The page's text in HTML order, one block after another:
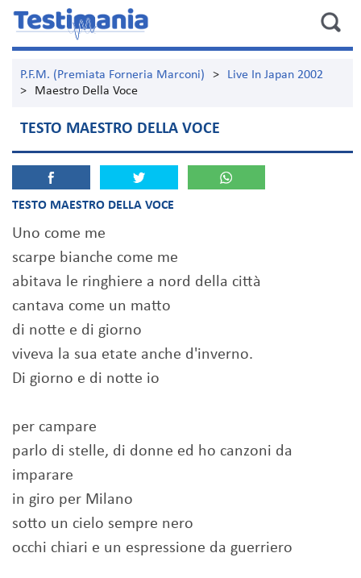
P.F.M. (Premiata Forneria Marconi) >
Live In Japan 2002
>
Maestro Della Voce
TESTO MAESTRO DELLA VOCE
TESTO MAESTRO DELLA VOCE
Uno come me
scarpe bianche come me
abitava le ringhiere a nord della città
cantava come un matto
di notte e di giorno
viveva la sua etate anche d'inverno.
Di giorno e di notte io
per campare
parlo di stelle, di donne ed ho canzoni da
imparare
in giro per Milano
sotto un cielo sempre nero
occhi chiari e un espressione da guerriero